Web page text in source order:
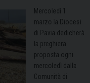
Mercoledì 1
marzo la Diocesi
di Pavia dedicherà
la preghiera
proposta ogni
mercoledì dalla
Comunità di